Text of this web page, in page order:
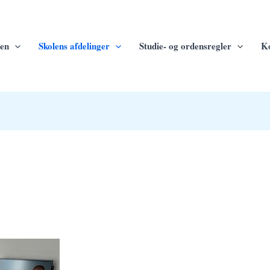
Skolens afdelinger Studie- og ordensregler